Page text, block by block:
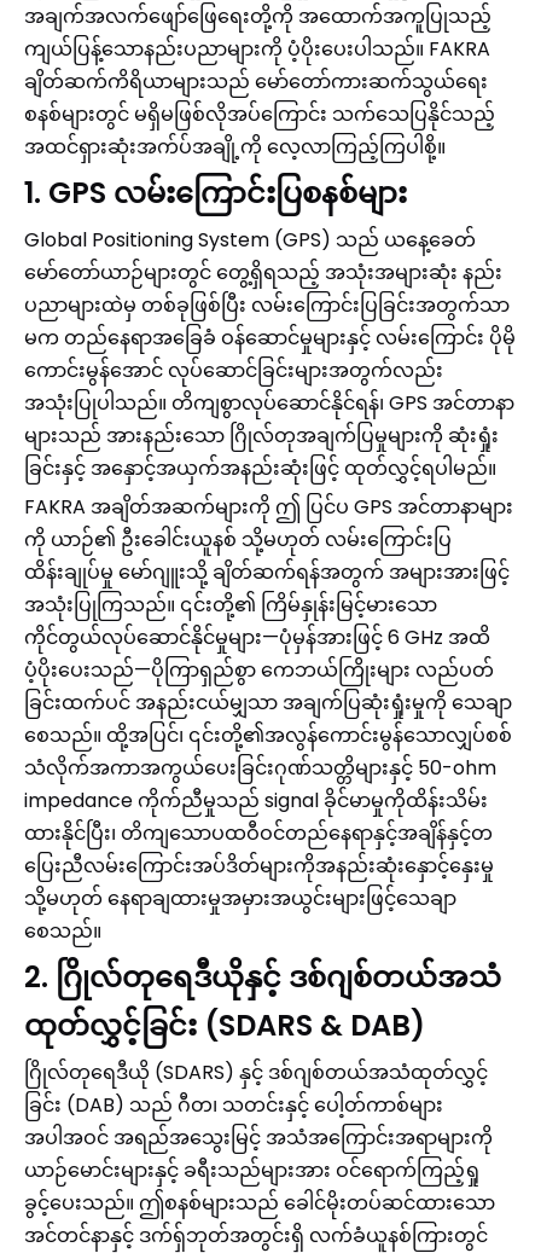
အချက်အလက်ဖျော်ဖြေရေးတို့ကို အထောက်အကူပြုသည့်
ကျယ်ပြန့်သောနည်းပညာများကို ပံ့ပိုးပေးပါသည်။ FAKRA
ချိတ်ဆက်ကိရိယာများသည် မော်တော်ကားဆက်သွယ်ရေး
စနစ်များတွင် မရှိမဖြစ်လိုအပ်ကြောင်း သက်သေပြနိုင်သည့်
အထင်ရှားဆုံးအက်ပ်အချို့ကို လေ့လာကြည့်ကြပါစို့။
1. GPS လမ်းကြောင်းပြစနစ်များ
Global Positioning System (GPS) သည် ယနေ့ခေတ်
မော်တော်ယာဉ်များတွင် တွေ့ရှိရသည့် အသုံးအများဆုံး နည်း
ပညာများထဲမှ တစ်ခုဖြစ်ပြီး လမ်းကြောင်းပြခြင်းအတွက်သာ
မက တည်နေရာအခြေခံ ဝန်ဆောင်မှုများနှင့် လမ်းကြောင်း ပိုမို
ကောင်းမွန်အောင် လုပ်ဆောင်ခြင်းများအတွက်လည်း
အသုံးပြုပါသည်။ တိကျစွာလုပ်ဆောင်နိုင်ရန်၊ GPS အင်တာနာ
များသည် အားနည်းသော ဂြိုလ်တုအချက်ပြမှုများကို ဆုံးရှုံး
ခြင်းနှင့် အနှောင့်အယှက်အနည်းဆုံးဖြင့် ထုတ်လွှင့်ရပါမည်။
FAKRA အချိတ်အဆက်များကို ဤ ပြင်ပ GPS အင်တာနာများ
ကို ယာဉ်၏ ဦးခေါင်းယူနစ် သို့မဟုတ် လမ်းကြောင်းပြ
ထိန်းချုပ်မှု မော်ဂျူးသို့ ချိတ်ဆက်ရန်အတွက် အများအားဖြင့်
အသုံးပြုကြသည်။ ၎င်းတို့၏ ကြိမ်နှုန်းမြင့်မားသော
ကိုင်တွယ်လုပ်ဆောင်နိုင်မှုများ—ပုံမှန်အားဖြင့် 6 GHz အထိ
ပံ့ပိုးပေးသည်—ပိုကြာရှည်စွာ ကေဘယ်ကြိုးများ လည်ပတ်
ခြင်းထက်ပင် အနည်းငယ်မျှသာ အချက်ပြဆုံးရှုံးမှုကို သေချာ
စေသည်။ ထို့အပြင်၊ ၎င်းတို့၏အလွန်ကောင်းမွန်သောလျှပ်စစ်
သံလိုက်အကာအကွယ်ပေးခြင်းဂုဏ်သတ္တိများနှင့် 50-ohm
impedance ကိုက်ညီမှုသည် signal ခိုင်မာမှုကိုထိန်းသိမ်း
ထားနိုင်ပြီး၊ တိကျသောပထဝီဝင်တည်နေရာနှင့်အချိန်နှင့်တ
ပြေးညီလမ်းကြောင်းအပ်ဒိတ်များကိုအနည်းဆုံးနှောင့်နှေးမှု
သို့မဟုတ် နေရာချထားမှုအမှားအယွင်းများဖြင့်သေချာ
စေသည်။
2. ဂြိုလ်တုရေဒီယိုနှင့် ဒစ်ဂျစ်တယ်အသံ
ထုတ်လွှင့်ခြင်း (SDARS & DAB)
ဂြိုလ်တုရေဒီယို (SDARS) နှင့် ဒစ်ဂျစ်တယ်အသံထုတ်လွှင့်
ခြင်း (DAB) သည် ဂီတ၊ သတင်းနှင့် ပေါ့တ်ကာစ်များ
အပါအဝင် အရည်အသွေးမြင့် အသံအကြောင်းအရာများကို
ယာဉ်မောင်းများနှင့် ခရီးသည်များအား ဝင်ရောက်ကြည့်ရှု
ခွင့်ပေးသည်။ ဤစနစ်များသည် ခေါင်မိုးတပ်ဆင်ထားသော
အင်တင်နာနှင့် ဒက်ရှ်ဘုတ်အတွင်းရှိ လက်ခံယူနစ်ကြားတွင်